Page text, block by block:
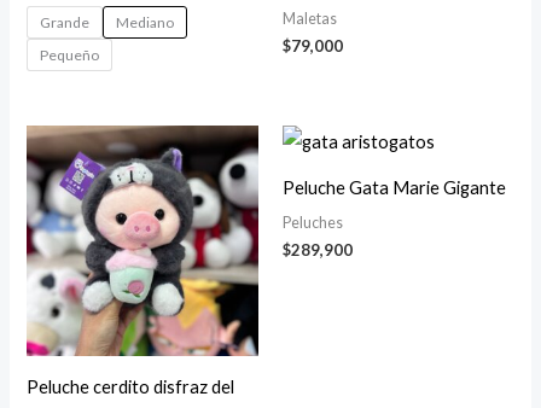
Grande
Mediano
Pequeño
Maletas
$79,000
Peluche cerdito disfraz del
Peluche Gata Marie Gigante
Peluches
$289,900